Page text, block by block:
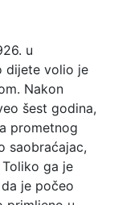
u
dijete volio je
Nakon
šest godina,
prometnog
saobraćajac,
ga je
je počeo